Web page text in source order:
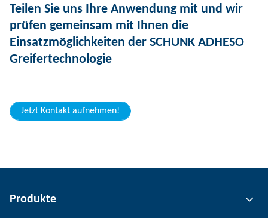
Teilen Sie uns Ihre Anwendung mit und wir
prüfen gemeinsam mit Ihnen die
Einsatzmöglichkeiten der SCHUNK ADHESO
Greifertechnologie
Jetzt Kontakt aufnehmen!
Produkte